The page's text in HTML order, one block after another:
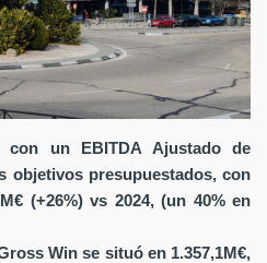
con un EBITDA Ajustado de
objetivos presupuestados, con
(+26%) vs 2024, (un 40% en
Win se situó en 1.357,1M€,